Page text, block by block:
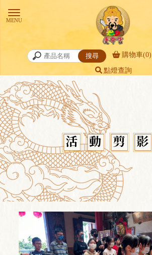
購物車(0)
點燈查詢
活動剪影